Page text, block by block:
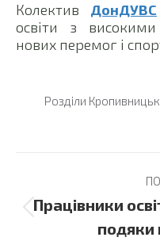
Колектив ДонДУВС
освіти з
нових перемог і
Розділи
navigation
Працівники
подяки